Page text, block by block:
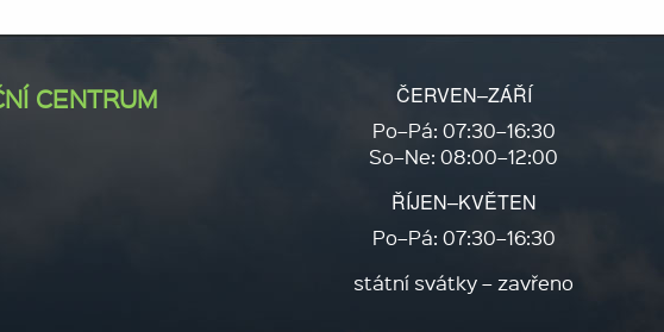
CENTRUM
ČERVEN–ZÁŘÍ
Po–Pá: 07:30–16:30
So–Ne: 08:00–12:00
ŘÍJEN–KVĚTEN
Po–Pá: 07:30–16:30
státní svátky – zavřeno